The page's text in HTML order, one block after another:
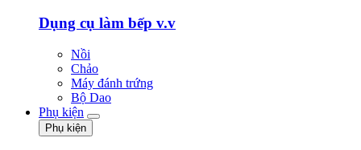
Dụng cụ làm bếp v.v
Nồi
Chảo
Máy đánh trứng
Bộ Dao
Phụ kiện
Phụ kiện